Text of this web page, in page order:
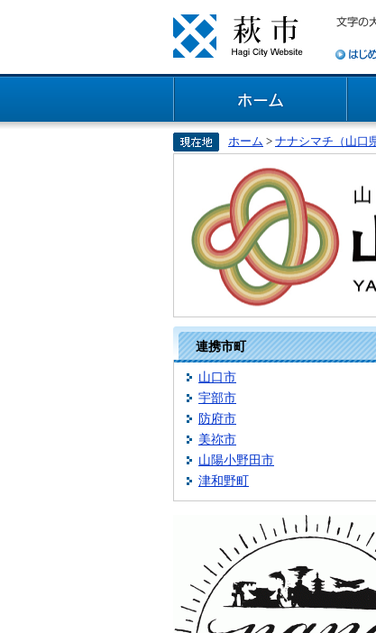
ホーム > ナナシマチ（山口
連携市町
山口市
宇部市
防府市
美祢市
山陽小野田市
津和野町